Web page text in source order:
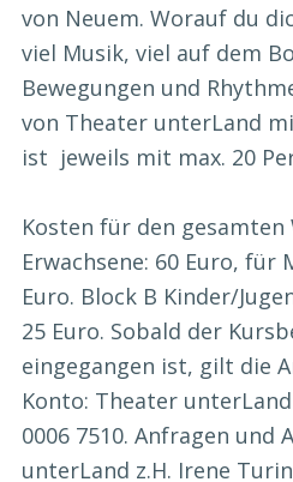
von Neuem. Worauf du
viel Musik, viel auf dem
Bewegungen und
von Theater unterLand
ist jeweils mit max. 20
Kosten für den gesamten
Erwachsene: 60 Euro, für
Euro. Block B Kinder/
25 Euro. Sobald der
eingegangen ist, gilt die
Konto: Theater unterLand
0006 7510. Anfragen und
unterLand z.H. Irene